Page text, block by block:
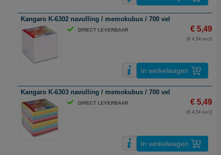
Kangaro K-6302 navulling / memokubus / 700 vel
DIRECT LEVERBAAR € 5,49
(€ 4,54 excl)
In winkelwagen
Kangaro K-6303 navulling / memokubus / 700 vel
DIRECT LEVERBAAR € 5,49
(€ 4,54 excl)
In winkelwagen